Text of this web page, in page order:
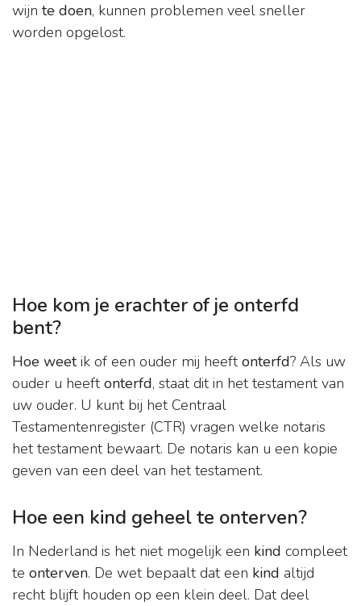
wijn te doen, kunnen problemen veel sneller
worden opgelost.
Hoe kom je erachter of je onterfd
bent?
Hoe weetik of een ouder mij heeftonterfd? Als uw
ouder u heeftonterfd, staat dit in het testament van
uw ouder. U kunt bij het Centraal
Testamentenregister (CTR) vragen welke notaris
het testament bewaart. De notaris kan u een kopie
geven van een deel van het testament.
Hoe een kind geheel te onterven?
In Nederland is het niet mogelijk een kind compleet
te onterven. De wet bepaalt dat een kind altijd
recht blijft houden op een klein deel. Dat deel